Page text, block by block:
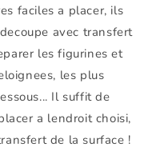
faciles a placer, ils
avec transfert
les figurines et
les plus
Il suffit de
a lendroit choisi,
de la surface !